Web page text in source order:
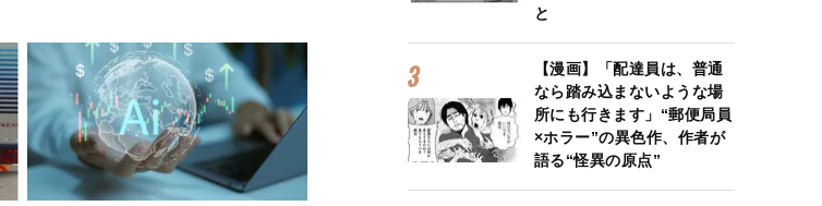
と
【漫画】「配達員は、普通
なら踏み込まないような場
所にも行きます」“郵便局員
×ホラー”の異色作、作者が
語る“怪異の原点”